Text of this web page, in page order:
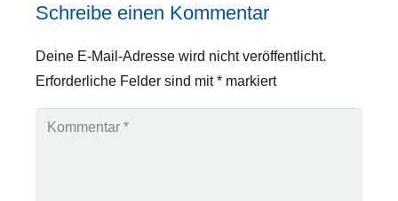
Schreibe einen Kommentar
Deine E-Mail-Adresse wird nicht veröffentlicht.
Erforderliche Felder sind mit* markiert